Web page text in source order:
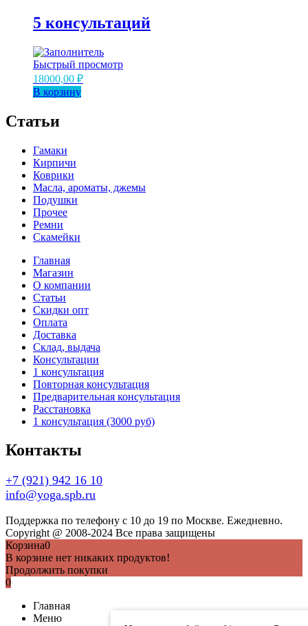
5 консультаций
Быстрый просмотр
18000,00 ₽
В корзину
Статьи
Гамаки
Кирпичи
Коврики
Масла, ароматы, джемы
Подушки
Прочее
Ремни
Скамейки
Главная
Магазин
О компании
Статьи
Скидки опт
Оплата
Доставка
Склад, выдача
Консультации
1 консультация
Повторная консультация
Предварительная консультация
Расстановка
1 консультация (3000 руб)
Контакты
+7 (921) 942 16 10
info@yoga.spb.ru
Поддержка по телефону с 10 до 19 по Москве. Ежедневно.
Copyright @ 2008-2024 Все права защищены
Корзина0
В корзине нет никаких продуктов!
Продолжить покупки
0
Главная
Меню